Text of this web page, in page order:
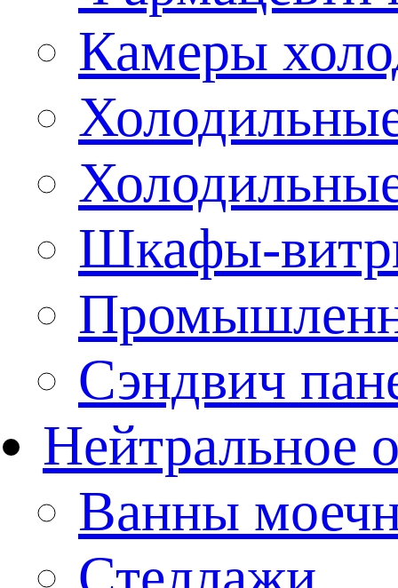
Камеры
Шкафы-
Сэндвич
Нейтральное
Ванны